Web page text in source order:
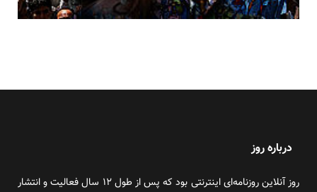
درباره روز
روز آنلاین روزنامه‌ای اینترنتی بود که پس از طول ۱۲ سال فعالیت و انتشار